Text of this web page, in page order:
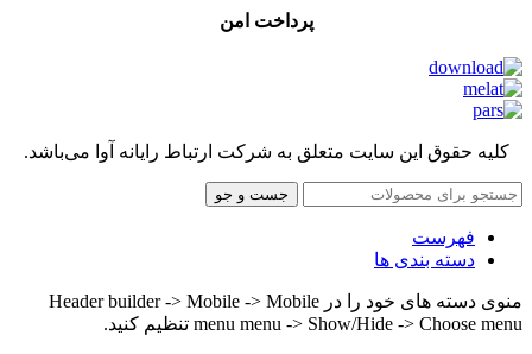
پرداخت امن
کلیه حقوق این سایت متعلق به شرکت ارتباط رایانه آوا می‌باشد.
جست و جو
فهرست
دسته بندی ها
منوی دسته های خود را در Header builder -> Mobile -> Mobile
menu menu -> Show/Hide -> Choose menu تنظیم کنید.